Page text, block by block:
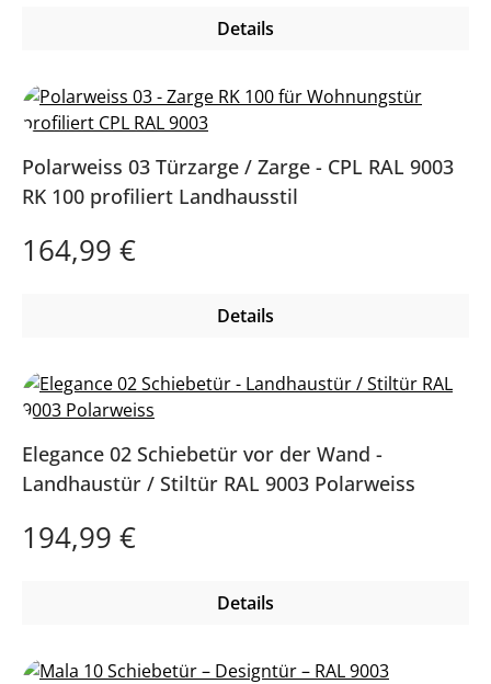
Details
Polarweiss 03 Türzarge / Zarge - CPL RAL 9003
RK 100 profiliert Landhausstil
Regulärer Preis:
164,99 €
Details
Elegance 02 Schiebetür vor der Wand -
Landhaustür / Stiltür RAL 9003 Polarweiss
Regulärer Preis:
194,99 €
Details